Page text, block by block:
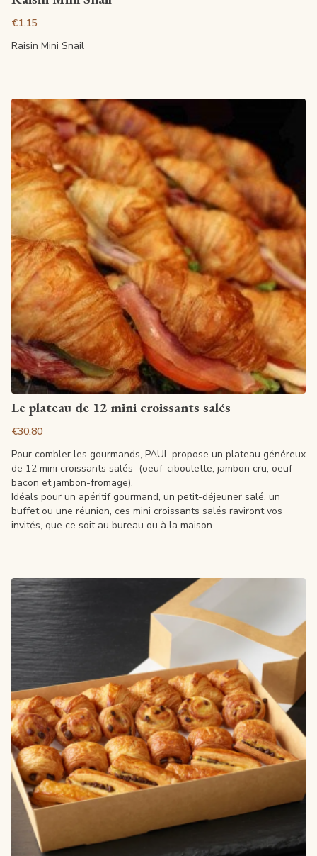
€1.15
Raisin Mini Snail
View article
Le plateau de 12 mini croissants salés
€30.80
Pour combler les gourmands, PAUL propose un plateau généreux
de 12 mini croissants salés (oeuf-ciboulette, jambon cru, oeuf -
bacon et jambon-fromage).
Idéals pour un apéritif gourmand, un petit-déjeuner salé, un
buffet ou une réunion, ces mini croissants salés raviront vos
invités, que ce soit au bureau ou à la maison.